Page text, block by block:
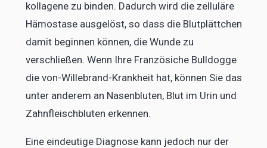
kollagene zu binden. Dadurch wird die zelluläre
Hämostase ausgelöst, so dass die Blutplättchen
damit beginnen können, die Wunde zu
verschließen. Wenn Ihre Französiche Bulldogge
die von-Willebrand-Krankheit hat, können Sie das
unter anderem an Nasenbluten, Blut im Urin und
Zahnfleischbluten erkennen.
Eine eindeutige Diagnose kann jedoch nur der